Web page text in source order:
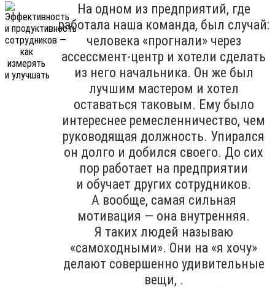
На одном из предприятий, где
работала наша команда, был случай:
человека «прогнали» через
ассессмент-центр и хотели сделать
из него начальника. Он же был
лучшим мастером и хотел
оставаться таковым. Ему было
интереснее ремесленничество, чем
руководящая должность. Упирался
он долго и добился своего. До сих
пор работает на предприятии
и обучает других сотрудников.
А вообще, самая сильная
мотивация — она внутренняя.
Я таких людей называю
«самоходными». Они на «я хочу»
делают совершенно удивительные
вещи, .